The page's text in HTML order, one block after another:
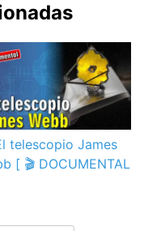
telescopio James
[ 🎬 DOCUMENTAL